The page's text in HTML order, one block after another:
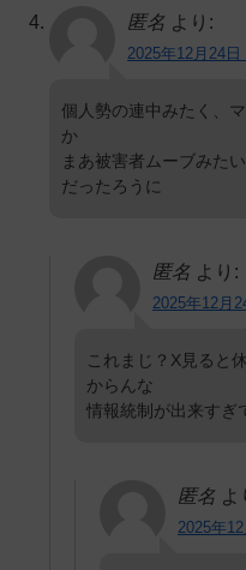
匿名 より:
2025年12月24日
個人勢の連中みたく、
か
まあ被害者ムーブみた
だったろうに
匿名 より:
2025年12月
これまじ？X見ると
からんな
情報統制が出来すぎ
匿名 よ
2025年